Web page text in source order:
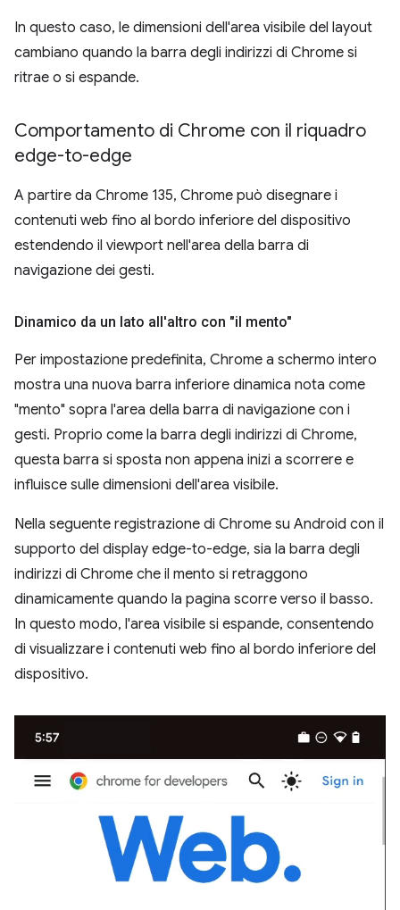
In questo caso, le dimensioni dell'area visibile del layout
cambiano quando la barra degli indirizzi di Chrome si
ritrae o si espande.
Comportamento di Chrome con il riquadro
edge-to-edge
A partire da Chrome 135, Chrome può disegnare i
contenuti web fino al bordo inferiore del dispositivo
estendendo il viewport nell'area della barra di
navigazione dei gesti.
Dinamico da un lato all'altro con "il mento"
Per impostazione predefinita, Chrome a schermo intero
mostra una nuova barra inferiore dinamica nota come
"mento" sopra l'area della barra di navigazione con i
gesti. Proprio come la barra degli indirizzi di Chrome,
questa barra si sposta non appena inizi a scorrere e
influisce sulle dimensioni dell'area visibile.
Nella seguente registrazione di Chrome su Android con il
supporto del display edge-to-edge, sia la barra degli
indirizzi di Chrome che il mento si retraggono
dinamicamente quando la pagina scorre verso il basso.
In questo modo, l'area visibile si espande, consentendo
di visualizzare i contenuti web fino al bordo inferiore del
dispositivo.